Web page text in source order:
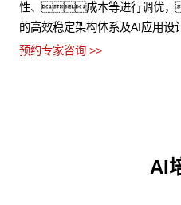
性、成本等进行调优
的高效稳定架构体系及AI应用设
预约专家咨询 >>
AI